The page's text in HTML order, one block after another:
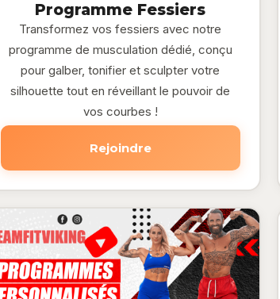
Programme Fessiers
Transformez vos fessiers avec notre
programme de musculation dédié, conçu
pour galber, tonifier et sculpter votre
silhouette tout en réveillant le pouvoir de
vos courbes !
Rejoindre